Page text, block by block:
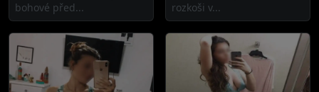
bohové před...
rozkoši v...